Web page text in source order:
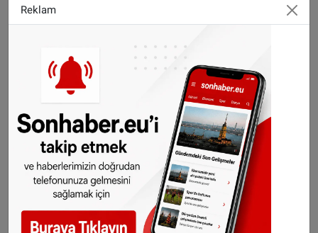
Ural bu yardımların sadece tek seferlik değil,
düzenli olarak ayda en az bir kez yapıldığını ve
son olarak pazartesi günü bir gıda yardımı
yapıldığını belirtti.
Bu yardımların içinde en az 18 kg et ve et
ürünleri de bulunuyor. Ural, yardım
faaliyetlerinin toplumun her kesimine ulaşarak
Reklam